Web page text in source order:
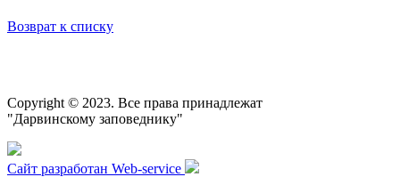
Возврат к списку
Copyright © 2023. Все права принадлежат
"Дарвинскому заповеднику"
Сайт разработан Web-service